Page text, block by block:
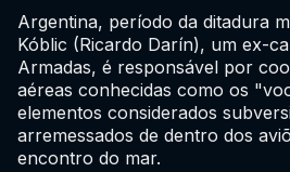
Argentina, período da ditadura
Kóblic (Ricardo Darín), um ex-
Armadas, é responsável por
aéreas conhecidas como os
elementos considerados
arremessados de dentro dos
encontro do mar.